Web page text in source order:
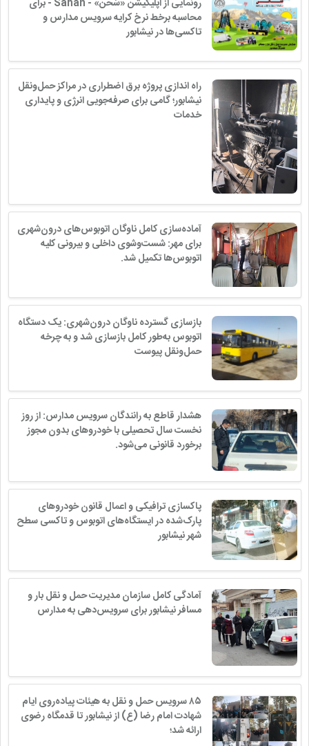
محاسبه برخط نرخ کرایه سرویس مدارس و
تاکسی‌ها در نیشابور
راه اندازی پروژه برق اضطراری در مراکز حمل‌ونقل
نیشابور؛ گامی برای صرفه‌جویی انرژی و پایداری
خدمات
آماده‌سازی کامل ناوگان اتوبوس‌های درون‌شهری
برای مهر: شست‌وشوی داخلی و بیرونی کلیه
اتوبوس‌ها تکمیل شد.
بازسازی گسترده ناوگان درون‌شهری: یک دستگاه
اتوبوس به‌طور کامل بازسازی شد و به چرخه
حمل‌ونقل پیوست
هشدار قاطع به رانندگان سرویس مدارس: از روز
نخست سال تحصیلی با خودروهای بدون مجوز
برخورد قانونی می‌شود.
پاکسازی ترافیکی و اعمال قانون خودروهای
پارک‌شده در ایستگاه‌های اتوبوس و تاکسی سطح
شهر نیشابور
️آمادگی کامل سازمان مدیریت حمل و نقل بار و
مسافر نیشابور برای سرویس‌دهی به مدارس
۸۵ سرویس حمل و نقل به هیئات پیاده‌روی ایام
شهادت امام رضا (ع) از نیشابور تا قدمگاه رضوی
ارائه شد؛